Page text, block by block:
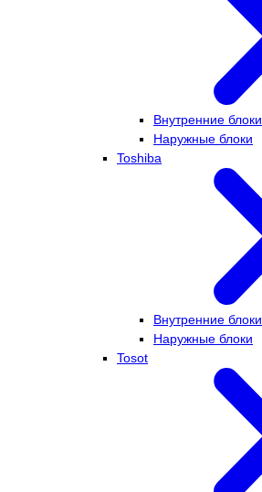
Внутренние блоки
Наружные блоки
Toshiba
Внутренние блоки
Наружные блоки
Tosot